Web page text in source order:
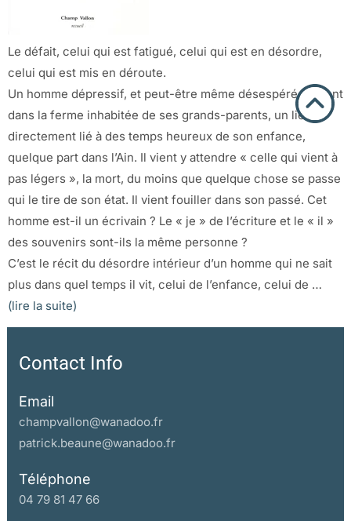
Le défait, celui qui est fatigué, celui qui est en désordre,
celui qui est mis en déroute.
Un homme dépressif, et peut-être même désespéré, revient
dans la ferme inhabitée de ses grands-parents, un lieu
directement lié à des temps heureux de son enfance,
quelque part dans l’Ain. Il vient y attendre « celle qui vient à
pas légers », la mort, du moins que quelque chose se passe
qui le tire de son état. Il vient fouiller dans son passé. Cet
homme est-il un écrivain ? Le « je » de l’écriture et le « il »
des souvenirs sont-ils la même personne ?
C’est le récit du désordre intérieur d’un homme qui ne sait
plus dans quel temps il vit, celui de l’enfance, celui de …
(lire la suite)
Contact Info
Email
champvallon@wanadoo.fr
patrick.beaune@wanadoo.fr
Téléphone
04 79 81 47 66